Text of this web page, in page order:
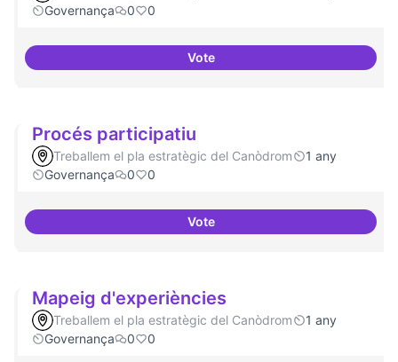
Governança
0 0
VoteCures i governança
Procés participatiu
Treballem el pla estratègic del Canòdrom
1 any
Governança
0 0
VoteProcés participatiu
Mapeig d'experiències
Treballem el pla estratègic del Canòdrom
1 any
Governança
0 0